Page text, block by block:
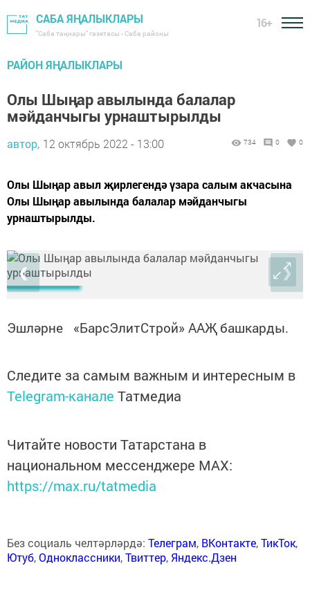
САБА ЯҢАЛЫКЛАРЫ
"Саба таңнары" газетасы - Саба районы
16+
РАЙОН ЯҢАЛЫКЛАРЫ
Олы Шыңар авылында балалар
мәйданчыгы урнаштырылды
автор, 12 октябрь 2022 - 13:00 734 0 0
Олы Шыңар авыл җирлегендә үзара салым акчасына
Олы Шыңар авылында балалар мәйданчыгы
урнаштырылды.
❮ ❯
Эшләрне «БарсЭлитСтрой» ААҖ башкарды.
Следите за самым важным и интересным в
Telegram-канале Татмедиа
Читайте новости Татарстана в
национальном мессенджере MАХ:
https://max.ru/tatmedia
Без социаль челтәрләрдә: Телеграм, ВКонтакте,ТикТок,
Ютуб,Одноклассники,Твиттер, Яндекс.Дзен